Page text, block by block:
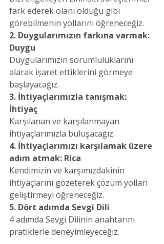
fark ederek olanı olduğu gibi
görebilmenin yollarını öğreneceğiz.
2. Duygularımızın farkına varmak:
Duygu
Duygularımızın sorumluluklarını
alarak işaret ettiklerini görmeye
başlayacağız.
3. İhtiyaçlarımızla tanışmak:
İhtiyaç
Karşılanan ve karşılanmayan
ihtiyaçlarımızla buluşacağız.
4. İhtiyaçlarımızı karşılamak üzere
adım atmak: Rica
Kendimizin ve karşımızdakinin
ihtiyaçlarını gözeterek çözüm yolları
geliştirmeyi öğreneceğiz.
5. Dört adımda Sevgi Dili
4 adımda Sevgi Dilinin anahtarını
pratiklerle deneyimleyeceğiz.